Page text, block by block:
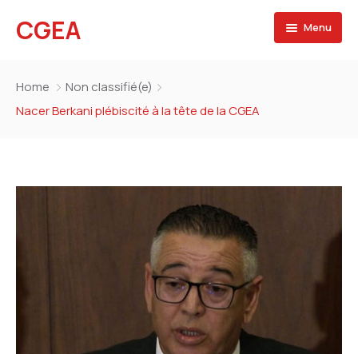
CGEA Menu
A propos
Home
Non classifié(e)
Nacer Berkani plébiscité à la tête de la CGEA